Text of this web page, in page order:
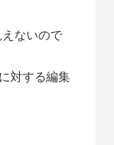
えないので
対する編集